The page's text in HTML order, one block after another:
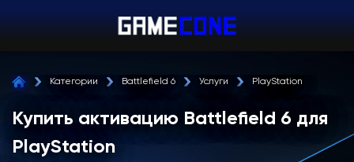
Категории Battlefield 6 Услуги PlayStation
Купить активацию Battlefield 6 для
PlayStation